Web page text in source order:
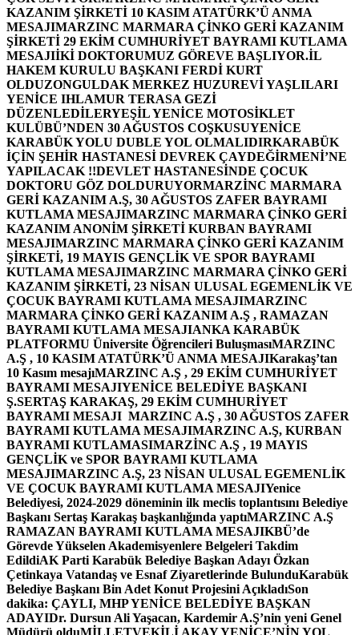
KAZANIM ŞİRKETİ 10 KASIM ATATÜRK’Ü ANMA
MESAJIMARZINC MARMARA ÇİNKO GERİ KAZANIM
ŞİRKETİ 29 EKİM CUMHURİYET BAYRAMI KUTLAMA
MESAJIİKİ DOKTORUMUZ GÖREVE BAŞLIYOR.İL
HAKEM KURULU BAŞKANI FERDİ KURT
OLDUZONGULDAK MERKEZ HUZUREVİ YAŞLILARI
YENİCE IHLAMUR TERASA GEZİ
DÜZENLEDİLERYEŞİL YENİCE MOTOSİKLET
KULÜBÜ’NDEN 30 AĞUSTOS COŞKUSUYENİCE
KARABÜK YOLU DUBLE YOL OLMALIDIRKARABÜK
İÇİN ŞEHİR HASTANESİ DEVREK ÇAYDEĞİRMENİ’NE
YAPILACAK !!DEVLET HASTANESİNDE ÇOCUK
DOKTORU GÖZ DOLDURUYORMARZİNC MARMARA
GERİ KAZANIM A.Ş, 30 AĞUSTOS ZAFER BAYRAMI
KUTLAMA MESAJIMARZINC MARMARA ÇİNKO GERİ
KAZANIM ANONİM ŞİRKETİ KURBAN BAYRAMI
MESAJIMARZINC MARMARA ÇİNKO GERİ KAZANIM
ŞİRKETİ, 19 MAYIS GENÇLİK VE SPOR BAYRAMI
KUTLAMA MESAJIMARZINC MARMARA ÇİNKO GERİ
KAZANIM ŞİRKETİ, 23 NİSAN ULUSAL EGEMENLİK VE
ÇOCUK BAYRAMI KUTLAMA MESAJIMARZINC
MARMARA ÇİNKO GERİ KAZANIM A.Ş , RAMAZAN
BAYRAMI KUTLAMA MESAJIANKA KARABÜK
PLATFORMU Üniversite Öğrencileri BuluşmasıMARZINC
A.Ş , 10 KASIM ATATÜRK’Ü ANMA MESAJIKarakaş’tan
10 Kasım mesajıMARZINC A.Ş , 29 EKİM CUMHURİYET
BAYRAMI MESAJIYENİCE BELEDİYE BAŞKANI
Ş.SERTAŞ KARAKAŞ, 29 EKİM CUMHURİYET
BAYRAMI MESAJI MARZINC A.Ş , 30 AĞUSTOS ZAFER
BAYRAMI KUTLAMA MESAJIMARZINC A.Ş, KURBAN
BAYRAMI KUTLAMASIMARZİNC A.Ş , 19 MAYIS
GENÇLİK ve SPOR BAYRAMI KUTLAMA
MESAJIMARZINC A.Ş, 23 NİSAN ULUSAL EGEMENLİK
VE ÇOCUK BAYRAMI KUTLAMA MESAJIYenice
Belediyesi, 2024-2029 döneminin ilk meclis toplantısını Belediye
Başkanı Sertaş Karakaş başkanlığında yaptıMARZINC A.Ş
RAMAZAN BAYRAMI KUTLAMA MESAJIKBÜ’de
Görevde Yükselen Akademisyenlere Belgeleri Takdim
EdildiAK Parti Karabük Belediye Başkan Adayı Özkan
Çetinkaya Vatandaş ve Esnaf Ziyaretlerinde BulunduKarabük
Belediye Başkanı Bin Adet Konut Projesini AçıkladıSon
dakika: ÇAYLI, MHP YENİCE BELEDİYE BAŞKAN
ADAYIDr. Dursun Ali Yaşacan, Kardemir A.Ş’nin yeni Genel
Müdürü olduMİLLETVEKİLİ AKAY YENİCE’NİN YOL